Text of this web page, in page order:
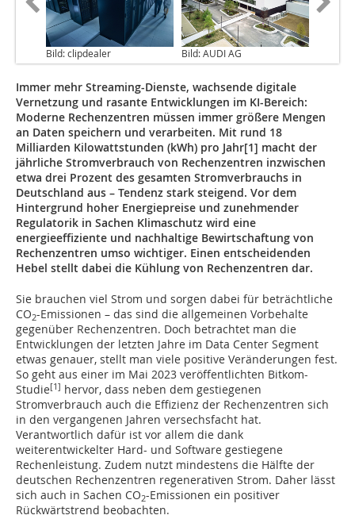
Bild: clipdealer Bild: AUDI AG
Immer mehr Streaming-Dienste, wachsende digitale
Vernetzung und rasante Entwicklungen im KI-Bereich:
Moderne Rechenzentren müssen immer größere Mengen
an Daten speichern und verarbeiten. Mit rund 18
Milliarden Kilowattstunden (kWh) pro Jahr[1] macht der
jährliche Stromverbrauch von Rechenzentren inzwischen
etwa drei Prozent des gesamten Stromverbrauchs in
Deutschland aus – Tendenz stark steigend. Vor dem
Hintergrund hoher Energiepreise und zunehmender
Regulatorik in Sachen Klimaschutz wird eine
energieeffiziente und nachhaltige Bewirtschaftung von
Rechenzentren umso wichtiger. Einen entscheidenden
Hebel stellt dabei die Kühlung von Rechenzentren dar.
Sie brauchen viel Strom und sorgen dabei für beträchtliche
CO2-Emissionen – das sind die allgemeinen Vorbehalte
gegenüber Rechenzentren. Doch betrachtet man die
Entwicklungen der letzten Jahre im Data Center Segment
etwas genauer, stellt man viele positive Veränderungen fest.
So geht aus einer im Mai 2023 veröffentlichten Bitkom-
Studie[1] hervor, dass neben dem gestiegenen
Stromverbrauch auch die Effizienz der Rechenzentren sich
in den vergangenen Jahren versechsfacht hat.
Verantwortlich dafür ist vor allem die dank
weiterentwickelter Hard- und Software gestiegene
Rechenleistung. Zudem nutzt mindestens die Hälfte der
deutschen Rechenzentren regenerativen Strom. Daher lässt
sich auch in Sachen CO2-Emissionen ein positiver
Rückwärtstrend beobachten.